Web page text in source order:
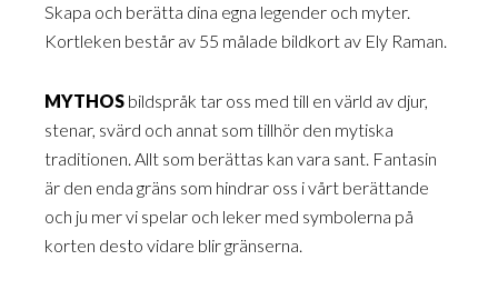
Skapa och berätta dina egna legender och myter.
Kortleken består av 55 målade bildkort av Ely Raman.
MYTHOS bildspråk tar oss med till en värld av djur,
stenar, svärd och annat som tillhör den mytiska
traditionen. Allt som berättas kan vara sant. Fantasin
är den enda gräns som hindrar oss i vårt berättande
och ju mer vi spelar och leker med symbolerna på
korten desto vidare blir gränserna.